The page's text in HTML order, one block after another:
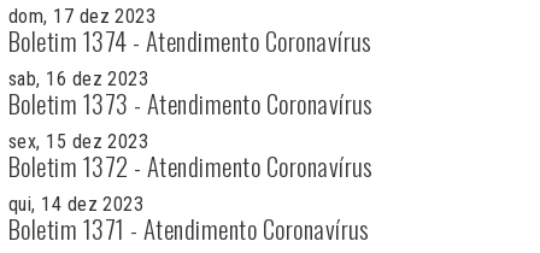
dom, 17 dez 2023
Boletim 1374 - Atendimento Coronavírus
sab, 16 dez 2023
Boletim 1373 - Atendimento Coronavírus
sex, 15 dez 2023
Boletim 1372 - Atendimento Coronavírus
qui, 14 dez 2023
Boletim 1371 - Atendimento Coronavírus